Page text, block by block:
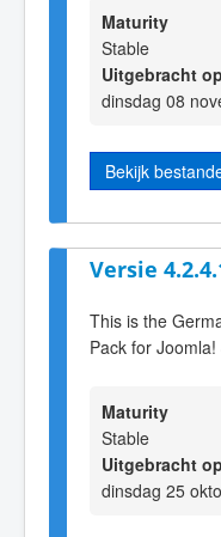
Maturity
Stable
Uitgebracht op
dinsdag 08
Bekijk
Versie
This is the
Pack for
Maturity
Stable
Uitgebracht op
dinsdag 25